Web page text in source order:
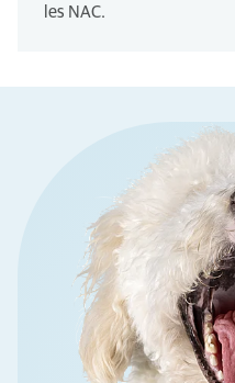
les NAC.